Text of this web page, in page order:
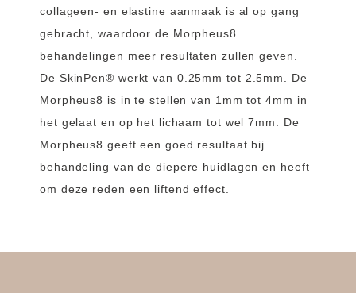
collageen- en elastine aanmaak is al op gang
gebracht, waardoor de Morpheus8
behandelingen meer resultaten zullen geven.
De SkinPen® werkt van 0.25mm tot 2.5mm. De
Morpheus8 is in te stellen van 1mm tot 4mm in
het gelaat en op het lichaam tot wel 7mm. De
Morpheus8 geeft een goed resultaat bij
behandeling van de diepere huidlagen en heeft
om deze reden een liftend effect.